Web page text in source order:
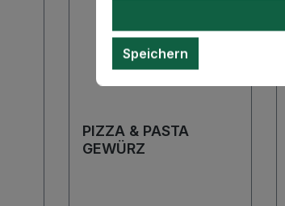
PIZZA & PASTA
GEWÜRZ
Speichern